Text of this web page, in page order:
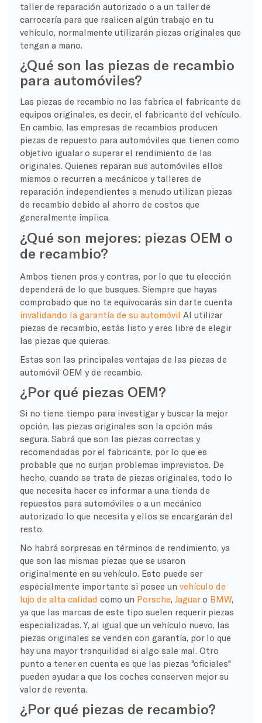
taller de reparación autorizado o a un taller de
carrocería para que realicen algún trabajo en tu
vehículo, normalmente utilizarán piezas originales que
tengan a mano.
¿Qué son las piezas de recambio
para automóviles?
Las piezas de recambio no las fabrica el fabricante de
equipos originales, es decir, el fabricante del vehículo.
En cambio, las empresas de recambios producen
piezas de repuesto para automóviles que tienen como
objetivo igualar o superar el rendimiento de las
originales. Quienes reparan sus automóviles ellos
mismos o recurren a mecánicos y talleres de
reparación independientes a menudo utilizan piezas
de recambio debido al ahorro de costos que
generalmente implica.
¿Qué son mejores: piezas OEM o
de recambio?
Ambos tienen pros y contras, por lo que tu elección
dependerá de lo que busques. Siempre que hayas
comprobado que no te equivocarás sin darte cuenta
invalidando la garantía de su automóvil Al utilizar
piezas de recambio, estás listo y eres libre de elegir
las piezas que quieras.
Estas son las principales ventajas de las piezas de
automóvil OEM y de recambio.
¿Por qué piezas OEM?
Si no tiene tiempo para investigar y buscar la mejor
opción, las piezas originales son la opción más
segura. Sabrá que son las piezas correctas y
recomendadas por el fabricante, por lo que es
probable que no surjan problemas imprevistos. De
hecho, cuando se trata de piezas originales, todo lo
que necesita hacer es informar a una tienda de
repuestos para automóviles o a un mecánico
autorizado lo que necesita y ellos se encargarán del
resto.
No habrá sorpresas en términos de rendimiento, ya
que son las mismas piezas que se usaron
originalmente en su vehículo. Esto puede ser
especialmente importante si posee un vehículo de
lujo de alta calidad como un Porsche Jaguaro BMW,
ya que las marcas de este tipo suelen requerir piezas
especializadas. Y, al igual que un vehículo nuevo, las
piezas originales se venden con garantía, por lo que
hay una mayor tranquilidad si algo sale mal. Otro
punto a tener en cuenta es que las piezas "oficiales"
pueden ayudar a que los coches conserven mejor su
valor de reventa.
¿Por qué piezas de recambio?